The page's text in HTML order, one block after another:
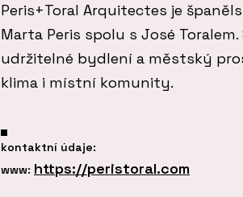
Peris+Toral Arquitectes je
Marta Peris spolu s José
udržitelné bydlení a městský
klima i místní komunity.
kontaktní údaje:
www: https://peristoral.com